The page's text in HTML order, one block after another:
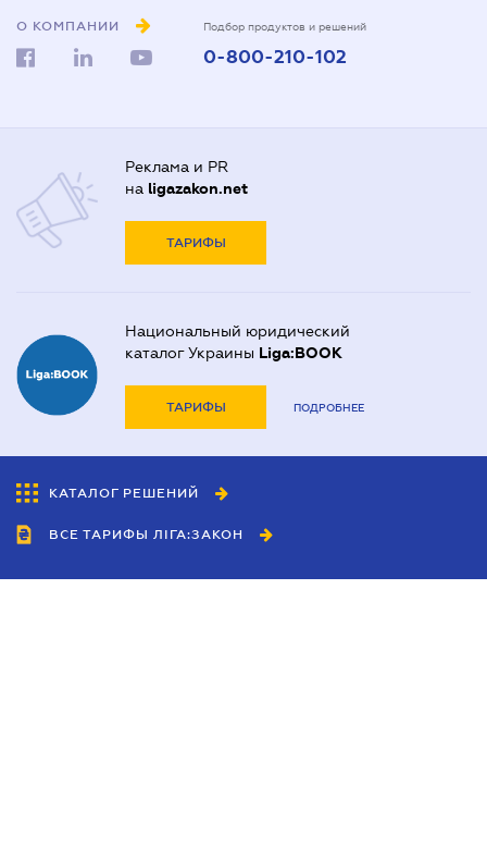
О КОМПАНИИ Подбор продуктов и решений
0-800-210-102
Реклама и PR
на ligazakon.net
ТАРИФЫ
Национальный юридический
каталог Украины Liga:BOOK
ТАРИФЫ ПОДРОБНЕЕ
КАТАЛОГ РЕШЕНИЙ
ВСЕ ТАРИФЫ ЛІГА:ЗАКОН